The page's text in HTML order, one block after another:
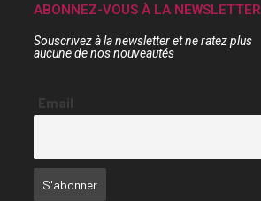
ABONNEZ-VOUS À LA NEWSLETTER
Souscrivez à la newsletter et ne ratez plus
aucune de nos nouveautés
Email